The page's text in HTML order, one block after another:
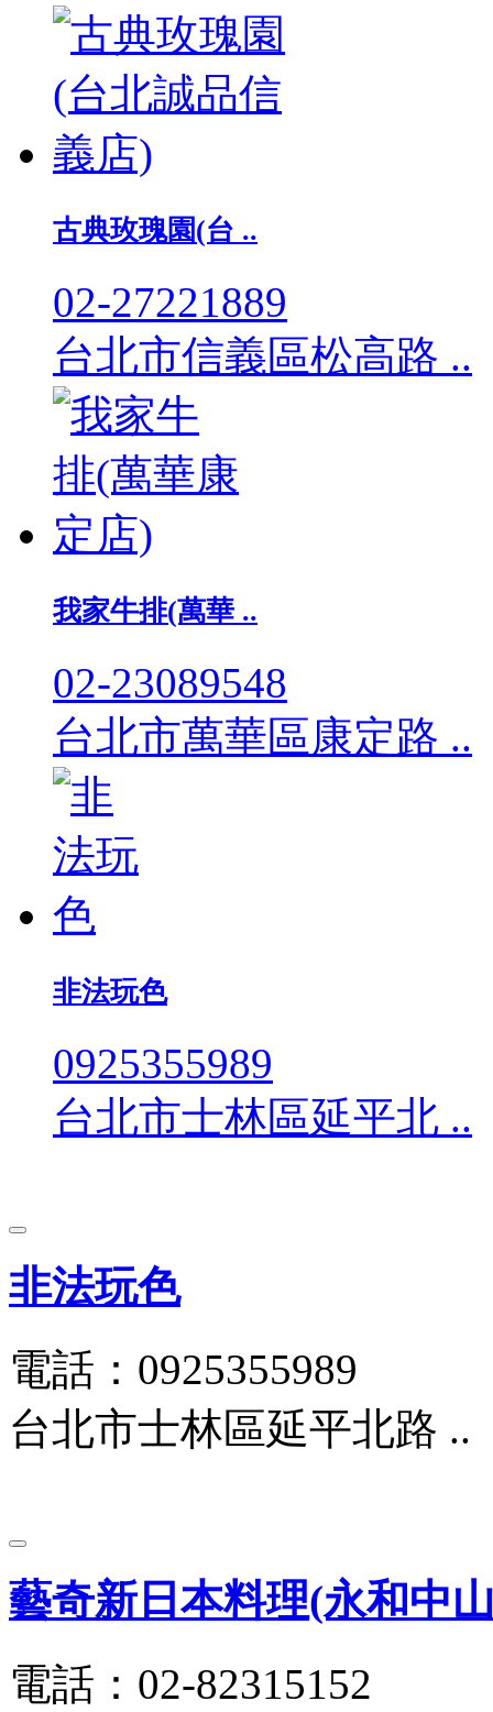
古典玫瑰園(台 ..
02-27221889
台北市信義區松高路 ..
我家牛排(萬華 ..
02-23089548
台北市萬華區康定路 ..
非法玩色
0925355989
台北市士林區延平北 ..
非法玩色
電話：0925355989
台北市士林區延平北路 ..
藝奇新日本料理(永和中
電話：02-82315152